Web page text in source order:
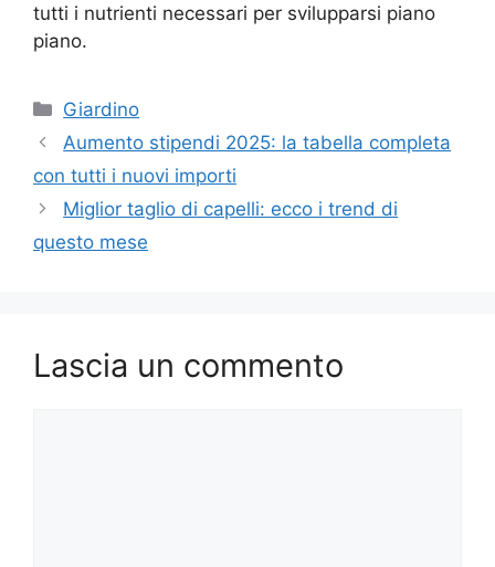
tutti i nutrienti necessari per svilupparsi piano
piano.
Categorie
Giardino
Aumento stipendi 2025: la tabella completa
con tutti i nuovi importi
Miglior taglio di capelli: ecco i trend di
questo mese
Lascia un commento